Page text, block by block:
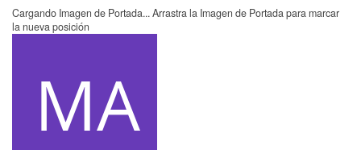
Cargando Imagen de Portada... Arrastra la Imagen de Portada para marcar
la nueva posición